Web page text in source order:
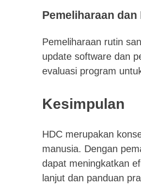
Pemeliharaan dan
Pemeliharaan rutin
update software dan
evaluasi program
Kesimpulan
HDC merupakan
manusia. Dengan
dapat meningkatkan
lanjut dan panduan